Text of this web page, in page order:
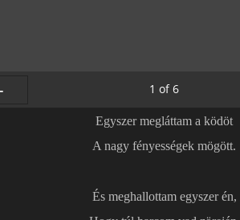
1 of 6
Egyszer megláttam a ködöt
A nagy fényességek mögött.
És meghallottam egyszer én,